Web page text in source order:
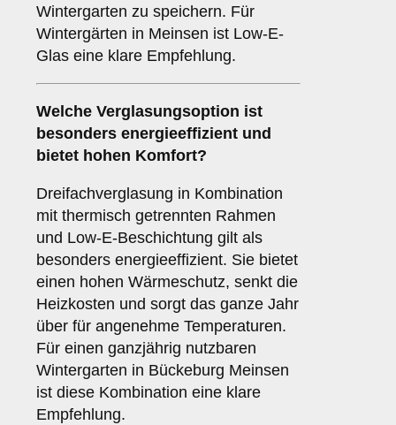
Wintergarten zu speichern. Für
Wintergärten in Meinsen ist Low-E-
Glas eine klare Empfehlung.
Welche Verglasungsoption ist
besonders energieeffizient und
bietet hohen Komfort?
Dreifachverglasung in Kombination
mit thermisch getrennten Rahmen
und Low-E-Beschichtung gilt als
besonders energieeffizient. Sie bietet
einen hohen Wärmeschutz, senkt die
Heizkosten und sorgt das ganze Jahr
über für angenehme Temperaturen.
Für einen ganzjährig nutzbaren
Wintergarten in Bückeburg Meinsen
ist diese Kombination eine klare
Empfehlung.